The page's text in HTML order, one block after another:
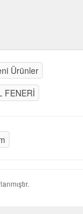
Ürünler
FENERİ